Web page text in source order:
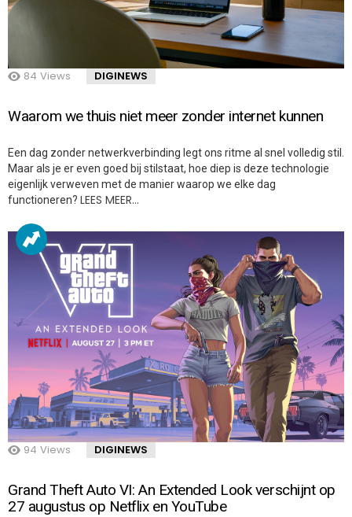
84 Views DIGINEWS
Waarom we thuis niet meer zonder internet kunnen
Een dag zonder netwerkverbinding legt ons ritme al snel volledig stil.
Maar als je er even goed bij stilstaat, hoe diep is deze technologie
eigenlijk verweven met de manier waarop we elke dag
functioneren? LEES MEER…
94 Views DIGINEWS
Grand Theft Auto VI: An Extended Look verschijnt op
27 augustus op Netflix en YouTube